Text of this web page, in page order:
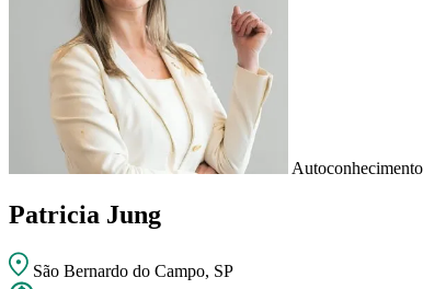
Patricia Jung
São Bernardo do Campo, SP